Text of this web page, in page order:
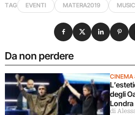
TAG EVENTI MATERA2019
Da non perdere
CINEMA
degli
Londra
di
Condividi su
Condividi su X
Condividi